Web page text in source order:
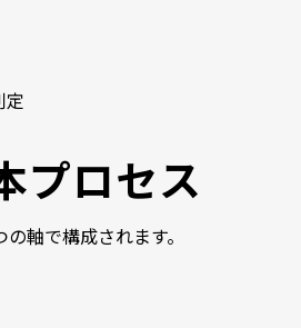
定
プロセス
軸で構成されます。